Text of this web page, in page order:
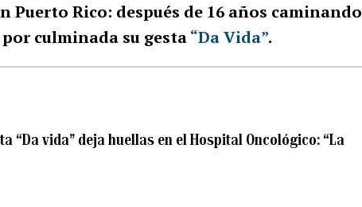
Rico: después de 16 años caminando
culminada su gesta“Da Vida”.
“Da vida” deja huellas en el Hospital Oncológico: “La